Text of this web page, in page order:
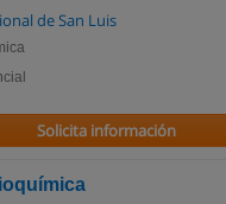
de San Luis
Solicita información